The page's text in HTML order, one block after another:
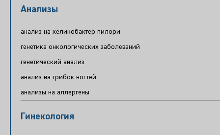
Анализы
анализ на хеликобактер пилори
генетика онкологических заболеваний
генетический анализ
анализ на грибок ногтей
анализы на аллергены
Гинекология